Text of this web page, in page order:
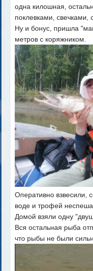
одна килошная,
поклевками, свечками,
Ну и бонус, пришла
метров с коряжником.
Оперативно взвесили,
воде и трофей
Домой взяли одну
Вся остальная рыба
что рыбы не были